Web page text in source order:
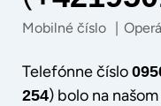
Mobilné číslo |
Telefónne číslo
254) bolo na